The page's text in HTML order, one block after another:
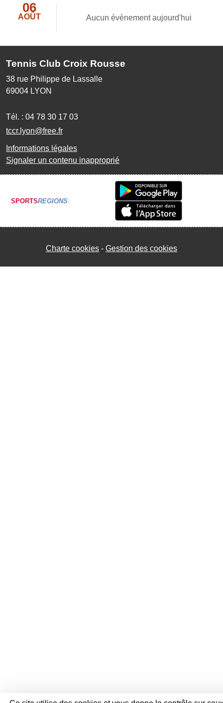
06
AOÛT Aucun évènement aujourd'hui
Tennis Club Croix Rousse
38 rue Philippe de Lassalle
69004 LYON
Tél. : 04 78 30 17 03
tccr.lyon@free.fr
Informations légales
Signaler un contenu inapproprié
SPORTSREGIONS
Charte cookies Gestion des cookies